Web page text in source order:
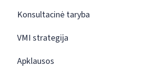
Konsultacinė taryba
VMI strategija
Apklausos